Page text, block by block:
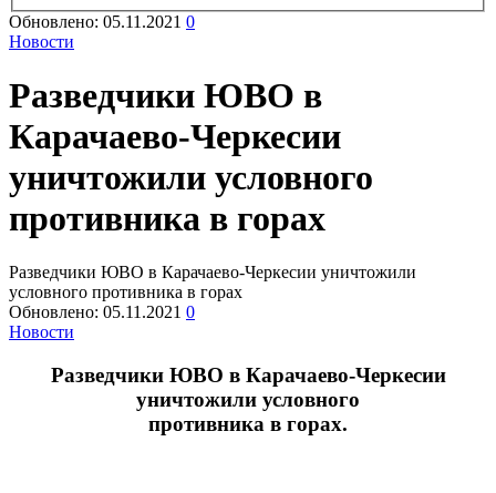
Обновлено: 05.11.2021 0
Новости
Разведчики ЮВО в
Карачаево-Черкесии
уничтожили условного
противника в горах
Разведчики ЮВО в Карачаево-Черкесии уничтожили
условного противника в горах
Обновлено: 05.11.2021 0
Новости
Разведчики ЮВО в Карачаево-Черкесии
уничтожили условного
противника в горах.